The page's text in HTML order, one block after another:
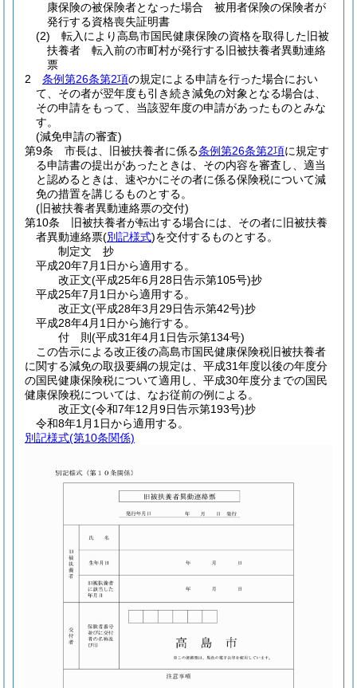
康保険の被保険者となった場合 被用者保険の保険者が
発行する資格喪失証明書
(2)
転入により高島市国民健康保険の資格を取得した旧被
扶養者 転入前の市町村が発行する旧被扶養者異動連絡
票
2
条例第26条第2項の規定による申請を行った場合におい
て、その者が翌年度も引き続き減免の対象となる場合は、
その申請をもって、当該翌年度の申請があったものとみな
す。
(減免申請の審査)
第9条
市長は、旧被扶養者に係る条例第26条第2項に規定す
る申請書の提出があったときは、その内容を審査し、適当
と認めるときは、速やかにその者に係る保険税について減
免の措置を講じるものとする。
(旧被扶養者異動連絡票の交付)
第10条
旧被扶養者が転出する場合には、その者に旧被扶養
者異動連絡票(別記様式)を交付するものとする。
制定文 抄
平成20年7月1日から適用する。
改正文(平成25年6月28日告示第105号)抄
平成25年7月1日から適用する。
改正文(平成28年3月29日告示第42号)抄
平成28年4月1日から施行する。
付 則(平成31年4月1日告示第134号)
この告示による改正後の高島市国民健康保険税旧被扶養者
に関する減免の取扱要綱の規定は、平成31年度以後の年度分
の国民健康保険税について適用し、平成30年度分までの国民
健康保険税については、なお従前の例による。
改正文(令和7年12月9日告示第193号)抄
令和8年1月1日から適用する。
別記様式(第10条関係)